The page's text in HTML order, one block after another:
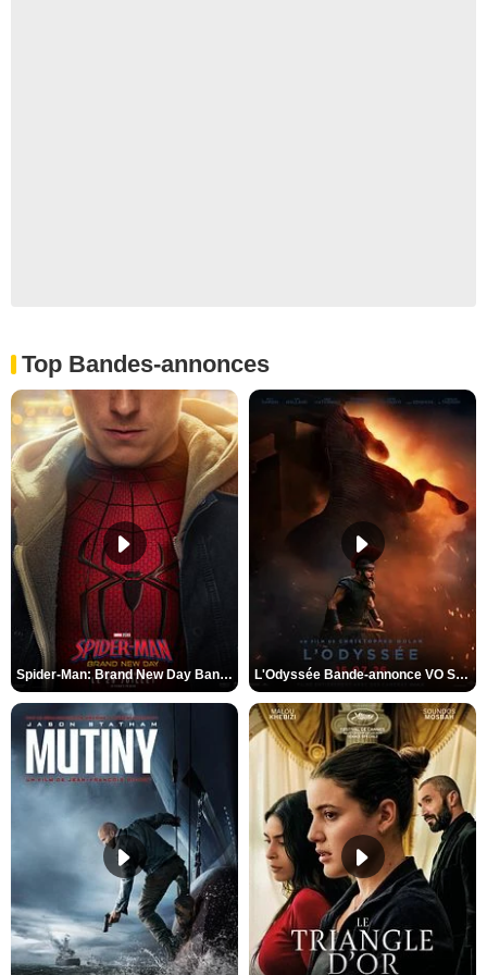
Top Bandes-annonces
Spider-Man: Brand New Day Bande-annonce VO STFR L'Odyssée Bande-annonce VO STFR